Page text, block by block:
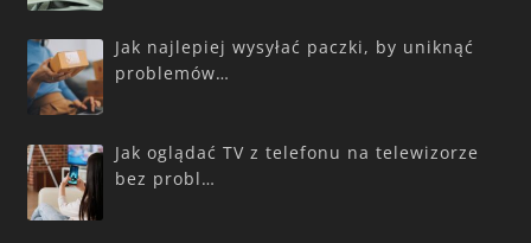
Jak najlepiej wysyłać paczki, by uniknąć
problemów…
Jak oglądać TV z telefonu na telewizorze
bez probl…